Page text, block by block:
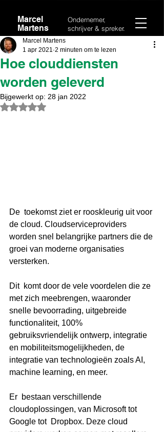
Marcel
Martens
Ondernemer,
schrijver & spreker.
Hoe clouddiensten
worden geleverd
Marcel Martens
1 apr 2021 2 minuten om te lezen
Bijgewerkt op: 28 jan 2022
Beoordeeld met NaN uit 5 sterren.
De  toekomst ziet er rooskleurig uit voor
de cloud. Cloudserviceproviders
worden snel belangrijke partners die de
groei van moderne organisaties
versterken.
Dit  komt door de vele voordelen die ze
met zich meebrengen, waaronder
snelle bevoorrading, uitgebreide
functionaliteit, 100%
gebruiksvriendelijk ontwerp, integratie
en mobiliteitsmogelijkheden, de
integratie van technologieën zoals AI,
machine learning, en meer.
Er  bestaan verschillende
cloudoplossingen, van Microsoft tot
Google tot  Dropbox. Deze cloud